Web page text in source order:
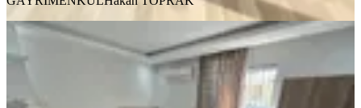
ÖNE ÇIKAN
Barajyoluna Yakın Genişş 1+0 Eşyalı
Daire✅️
Seyhan, Yeşilyurt Mahallesi